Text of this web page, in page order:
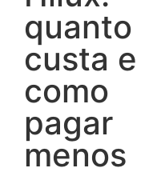
quanto
custa e
como
pagar
menos